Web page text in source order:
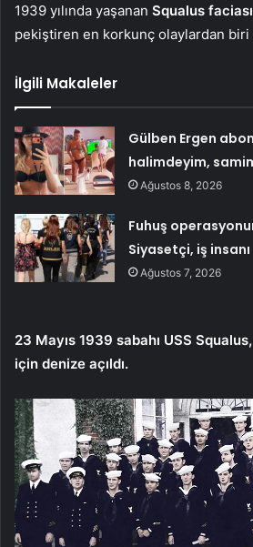
1939 yılında yaşanan Squalus
pekiştiren en korkunç olaylardan
İlgili Makaleler
Gülben Ergen
halimdeyim,
Ağustos 8, 2026
Fuhuş
Siyasetçi, iş
Ağustos 7, 2026
23 Mayıs 1939 sabahı USS
için denize açıldı.